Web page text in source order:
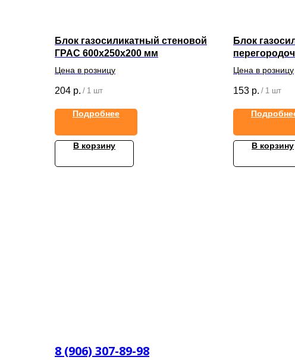
Блок газосиликатный стеновой
ГРАС 600x250x200 мм
Цена в розницу
204 р. / 1 шт
Подробнее
В корзину
Блок
600x250x150
Цена в розницу
153 р. / 1 шт
В корзину
8 (906) 307-89-98